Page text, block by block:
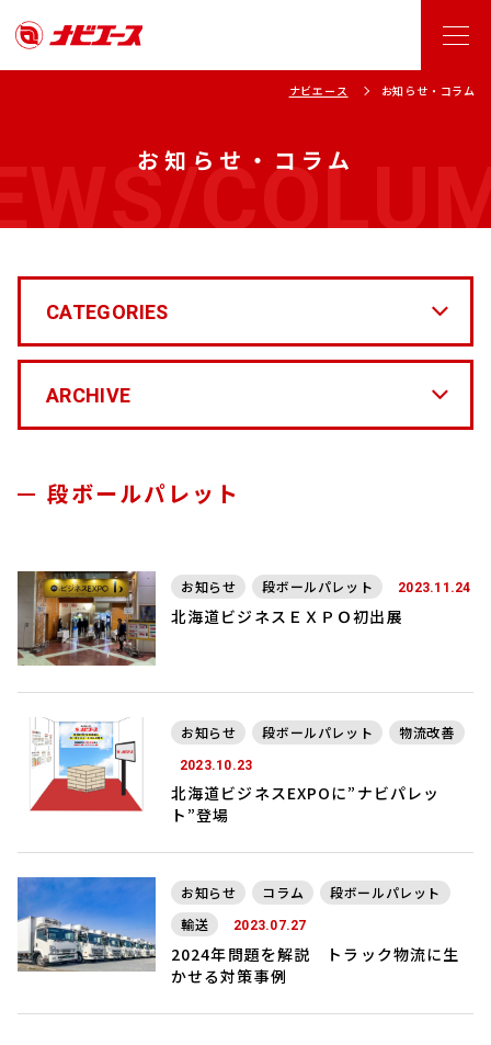
お知らせ・コラム
ナビエース お知らせ・コラム
段ボールパレット
お知らせ 段ボールパレット 2023.11.24
北海道ビジネスＥＸＰＯ初出展
お知らせ 段ボールパレット 物流改善
2023.10.23
北海道ビジネスEXPOに”ナビパレッ
ト”登場
お知らせ コラム
段ボールパレット
輸送
2023.07.27
2024年問題を解説 トラック物流に生
かせる対策事例
CATEGORIES
ARCHIVE